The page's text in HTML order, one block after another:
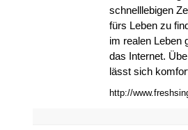
schnelllebigen
fürs Leben zu
im realen Leben
das Internet.
lässt sich
http://